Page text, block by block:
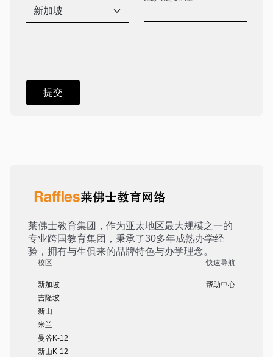
莱佛士教育集团，作为亚太地区最大规模之一的
专业跨国教育集团，秉承了30多年成熟办学经
验，拥有与生俱来的品牌特色与办学理念。
校区
新加坡
吉隆坡
新山
米兰
曼谷K-12
新山K-12
快速导航
帮助中心